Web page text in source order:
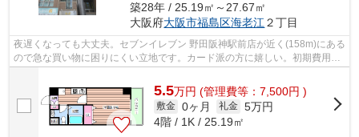
築28年 / 25.19㎡～27.67㎡
大阪府大阪市福島区海老江２丁目
夜遅くなっても大丈夫。セブンイレブン 野田阪神駅前店が近く(158m)にある
ので急な買い物に困りにくい立地です。カード派の方に嬉しい。初期費用の
5.5万円 (管理費等：7,500円 )
敷金 0ヶ月 礼金 5万円
4階 / 1K / 25.19㎡